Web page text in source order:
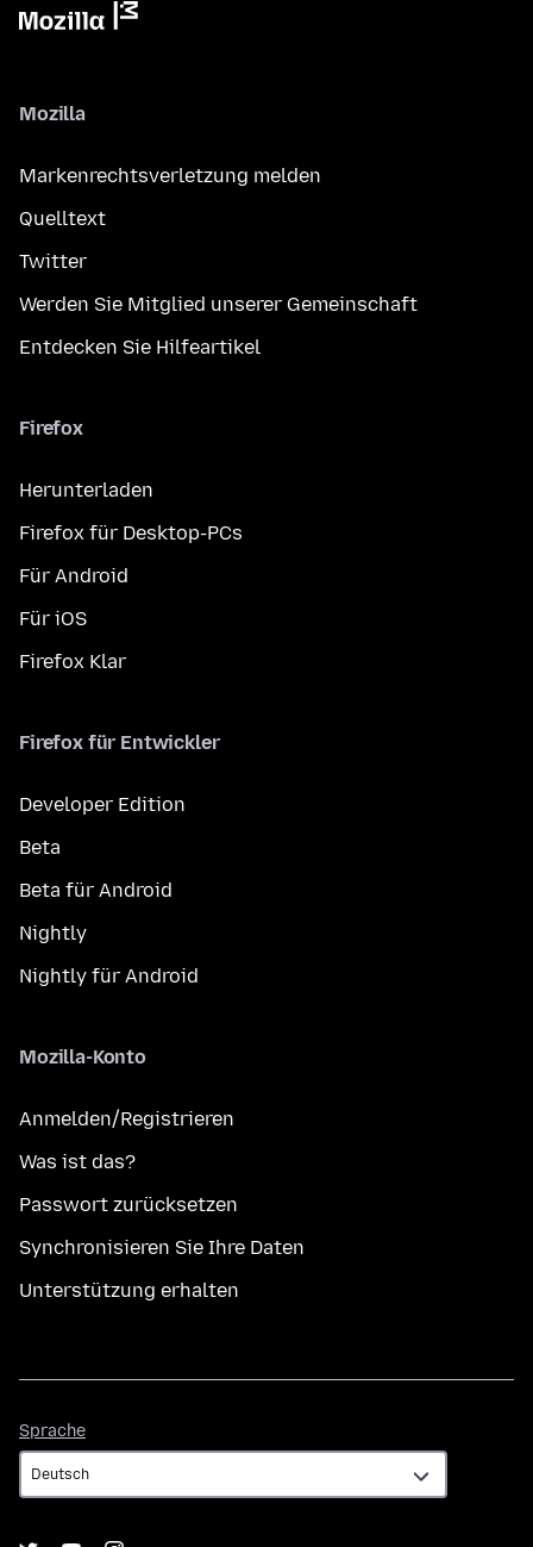
Mozilla
Markenrechtsverletzung melden
Quelltext
Twitter
Werden Sie Mitglied unserer Gemeinschaft
Entdecken Sie Hilfeartikel
Firefox
Herunterladen
Firefox für Desktop-PCs
Für Android
Für iOS
Firefox Klar
Firefox für Entwickler
Developer Edition
Beta
Beta für Android
Nightly
Nightly für Android
Mozilla-Konto
Anmelden/Registrieren
Was ist das?
Passwort zurücksetzen
Synchronisieren Sie Ihre Daten
Unterstützung erhalten
Sprache